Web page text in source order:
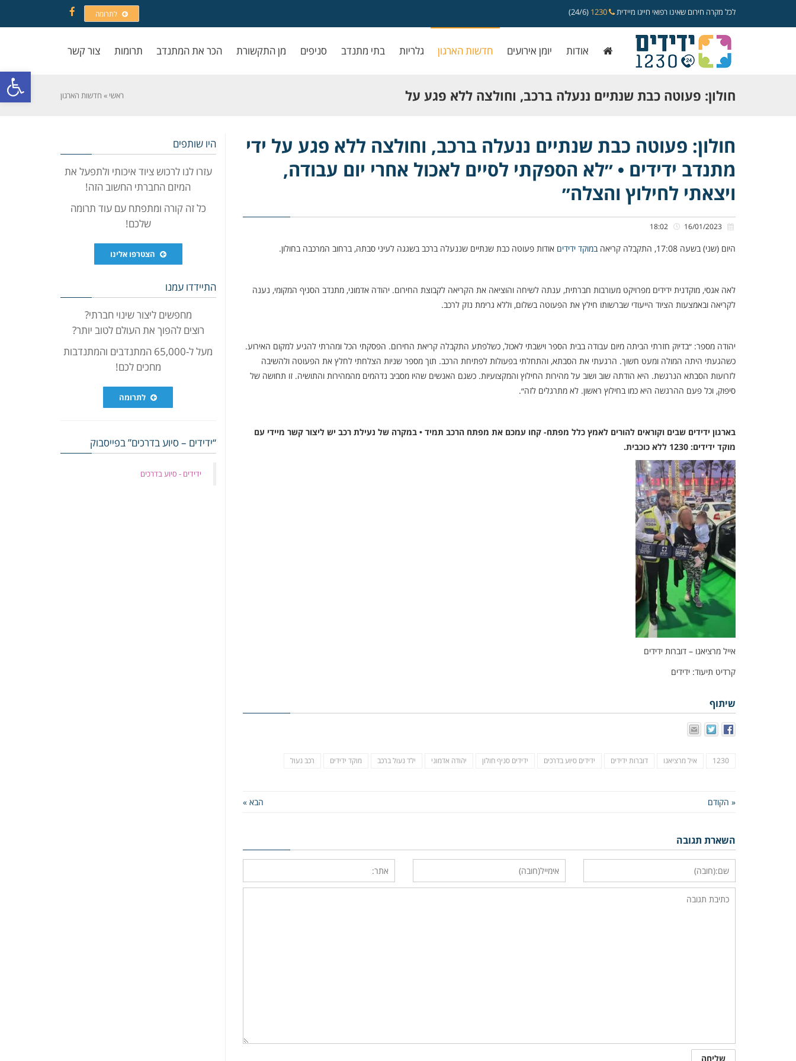
פתח
לכל מקרה חירום שאינו רפואי חייגו מיידית (24/6) לתרומה
Facebook
אודות יומן אירועים חדשות הארגון גלריות בתי מתנדב סניפים מן התקשורת הכר את המתנדב תרומות צור קשר
חולון: פעוטה כבת שנתיים ננעלה ברכב, וחולצה ללא פגע על
ידי מתנדב ידידים • ״לא הספקתי לסיים לאכול אחרי יום
עבודה, ויצאתי לחילוץ והצלה״
ראשי » חדשות הארגון
חולון: פעוטה כבת שנתיים ננעלה ברכב, וחולצה ללא פגע על ידי
מתנדב ידידים • ״לא הספקתי לסיים לאכול אחרי יום עבודה,
ויצאתי לחילוץ והצלה״
היום (שני) בשעה 17:08, התקבלה קריאה במוקד ידידים אודות פעוטה כבת שנתיים שננעלה ברכב בשגגה לעיני סבתהּ, ברחוב המרכבה בחולון.
לאה אגסי, מוקדנית ידידים מפרויקט מעורבות חברתית, ענתה לשיחה והוציאה את הקריאה לקבוצת החירום. יהודה אדמוני, מתנדב הסניף המקומי, נענה
לקריאה ובאמצעות הציוד הייעודי שברשותו חילץ את הפעוטה בשלום, וללא גרימת נזק לרכב.
יהודה מספר: ״בדיוק חזרתי הביתה מיום עבודה בבית הספר וישבתי לאכול, כשלפתע התקבלה קריאת החירום. הפסקתי הכל ומהרתי להגיע למקום האירוע.
כשהגעתי היתה המולה ומעט חשוך. הרגעתי את הסבתא, והתחלתי בפעולות לפתיחת הרכב. תוך מספר שניות הצלחתי לחלץ את הפעוטה ולהשיבה
לזרועות הסבתא הנרגשת. היא הודתה שוב ושוב על מהירות החילוץ והמקצועיות. כשגם האנשים שהיו מסביב נדהמים מהמהירות והתושיה. זו תחושה של
סיפוק, וכל פעם ההרגשה היא כמו בחילוץ ראשון. לא מתרגלים לזה״.
בארגון ידידים שבים וקוראים להורים לאמץ כלל מפתח- קחו עמכם את מפתח הרכב תמיד • במקרה של נעילת רכב יש ליצור קשר מיידי עם
מוקד ידידים: 1230 ללא כוכבית.
אייל מרציאנו – דוברות ידידים
קרדיט תיעוד: ידידים
שיתוף
1230 איל מרציאנו דוברות ידידים ידידים סיוע בדרכים ידידים סניף חולון יהודה אדמוני ילד נעול ברכב מוקד ידידים רכב נעול
« הקודם הבא »
השארת תגובה
היו שותפים
עזרו לנו לרכוש ציוד איכותי ולתפעל את
המיזם החברתי החשוב הזה!
כל זה קורה ומתפתח עם עוד תרומה
שלכם!
הצטרפו אלינו
התיידדו עמנו
מחפשים ליצור שינוי חברתי?
רוצים להפוך את העולם לטוב יותר?
מעל ל-65,000 המתנדבים והמתנדבות
מחכים לכם!
לתרומה
“ידידים – סיוע בדרכים” בפייסבוק
‏ידידים - סיוע בדרכים